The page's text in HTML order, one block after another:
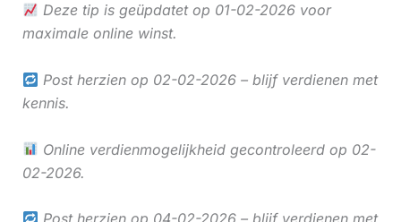
Deze tip is geüpdatet op 01-02-2026 voor
maximale online winst.
Post herzien op 02-02-2026 – blijf verdienen met
kennis.
Online verdienmogelijkheid gecontroleerd op 02-
02-2026.